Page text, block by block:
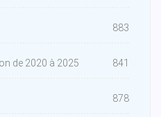
883
de 2020 à 2025 841
878